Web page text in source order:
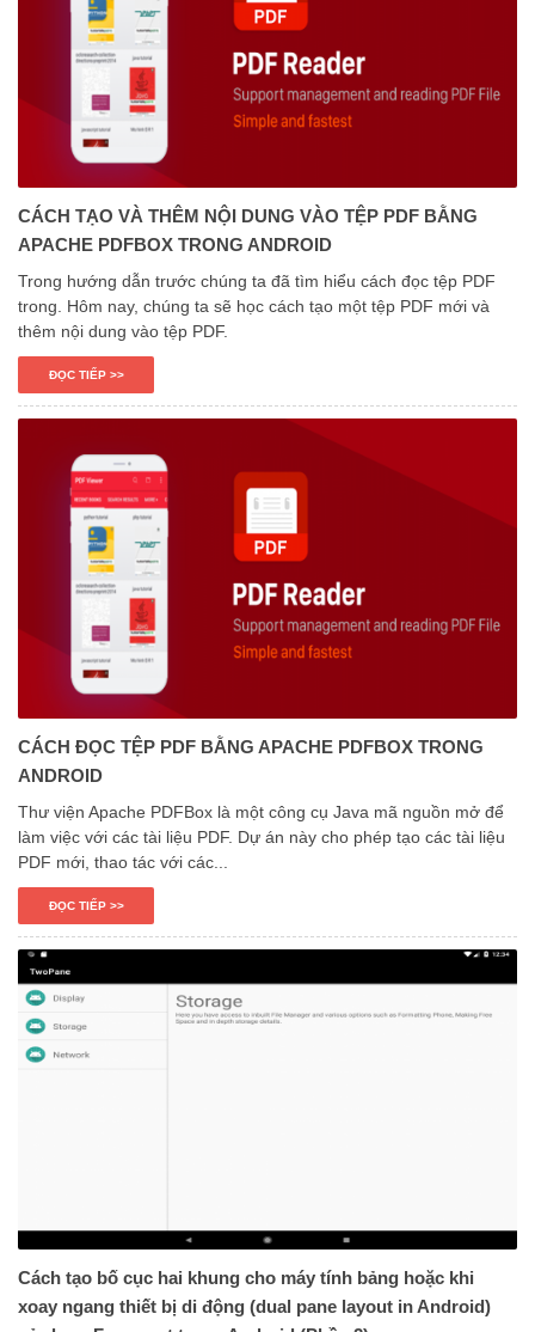
CÁCH TẠO VÀ THÊM NỘI DUNG VÀO TỆP PDF BẰNG
APACHE PDFBOX TRONG ANDROID
Trong hướng dẫn trước chúng ta đã tìm hiểu cách đọc tệp PDF
trong. Hôm nay, chúng ta sẽ học cách tạo một tệp PDF mới và
thêm nội dung vào tệp PDF.
ĐỌC TIẾP >>
CÁCH ĐỌC TỆP PDF BẰNG APACHE PDFBOX TRONG
ANDROID
Thư viện Apache PDFBox là một công cụ Java mã nguồn mở để
làm việc với các tài liệu PDF. Dự án này cho phép tạo các tài liệu
PDF mới, thao tác với các...
ĐỌC TIẾP >>
Cách tạo bố cục hai khung cho máy tính bảng hoặc khi
xoay ngang thiết bị di động (dual pane layout in Android)